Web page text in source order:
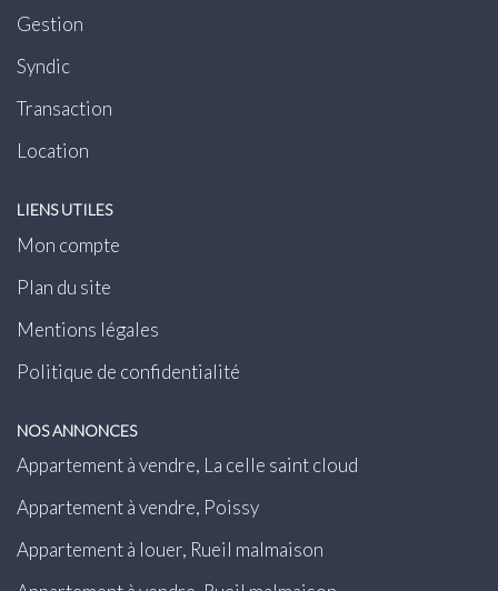
Gestion
Syndic
Transaction
Location
LIENS UTILES
Mon compte
Plan du site
Mentions légales
Politique de confidentialité
NOS ANNONCES
Appartement à vendre, La celle saint cloud
Appartement à vendre, Poissy
Appartement à louer, Rueil malmaison